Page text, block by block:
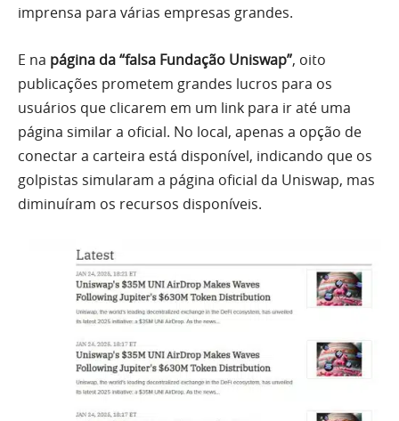
imprensa para várias empresas grandes.
E na página da “falsa Fundação Uniswap”, oito
publicações prometem grandes lucros para os
usuários que clicarem em um link para ir até uma
página similar a oficial. No local, apenas a opção de
conectar a carteira está disponível, indicando que os
golpistas simularam a página oficial da Uniswap, mas
diminuíram os recursos disponíveis.